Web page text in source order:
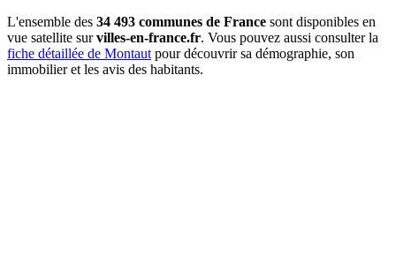
L'ensemble des 34 493 communes de France sont disponibles en
vue satellite survilles-en-france.fr. Vous pouvez aussi consulter la
fiche détaillée de Montaut pour découvrir sa démographie, son
immobilier et les avis des habitants.